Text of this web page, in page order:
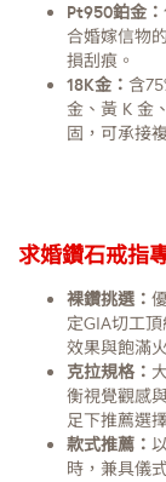
Pt950鉑金：
合婚嫁信物
損刮痕。
18K金： 含
金、黃 K 金
固，可承接
求婚鑽石戒指
裸鑽挑選：
定GIA切工
效果與飽滿
克拉規格：
衡視覺觀感
足下推薦選
款式推薦：
時，兼具儀